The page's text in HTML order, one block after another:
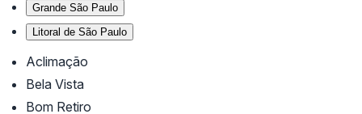
Grande São Paulo
Litoral de São Paulo
Aclimação
Bela Vista
Bom Retiro